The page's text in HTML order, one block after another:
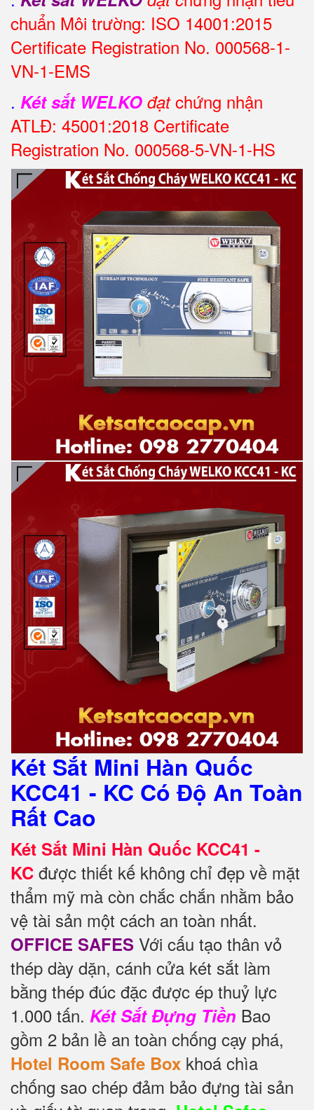
chuẩn Môi trường: ISO 14001:2015
Certificate Registration No. 000568-1-
VN-1-EMS
. Két sắt WELKO đạtchứng nhận
ATLĐ: 45001:2018 Certificate
Registration No. 000568-5-VN-1-HS
Két Sắt Mini Hàn Quốc
KCC41 - KC Có Độ An Toàn
Rất Cao
Két Sắt Mini Hàn Quốc KCC41 -
KC được thiết kế không chỉ đẹp về mặt
thẩm mỹ mà còn chắc chắn nhằm bảo
vệ tài sản một cách an toàn nhất.
OFFICE SAFES Với cấu tạo thân vỏ
thép dày dặn, cánh cửa két sắt làm
bằng thép đúc đặc được ép thuỷ lực
1.000 tấn. Két Sắt Đựng Tiền Bao
gồm 2 bản lề an toàn chống cạy phá,
Hotel Room Safe Box khoá chìa
chống sao chép đảm bảo đựng tài sản